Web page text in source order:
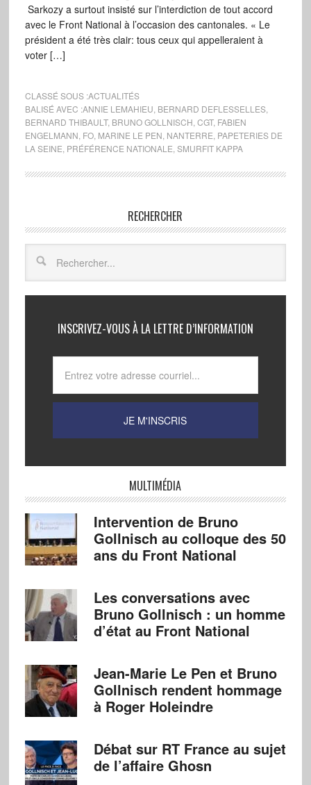
Sarkozy a surtout insisté sur l’interdiction de tout accord
avec le Front National à l’occasion des cantonales. « Le
président a été très clair: tous ceux qui appelleraient à
voter […]
CLASSÉ SOUS :ACTUALITÉS
BALISÉ AVEC :ANNIE LEMAHIEU BERNARD DEFLESSELLES,
BERNARD THIBAULT, BRUNO GOLLNISCH CGT, FABIEN
ENGELMANN FO, MARINE LE PEN NANTERRE PAPETERIES DE
LA SEINE PRÉFÉRENCE NATIONALE SMURFIT KAPPA
RECHERCHER
INSCRIVEZ-VOUS À LA LETTRE D’INFORMATION
MULTIMÉDIA
Intervention de Bruno
Gollnisch au colloque des 50
ans du Front National
Les conversations avec
Bruno Gollnisch : un homme
d’état au Front National
Jean-Marie Le Pen et Bruno
Gollnisch rendent hommage
à Roger Holeindre
Débat sur RT France au sujet
de l’affaire Ghosn